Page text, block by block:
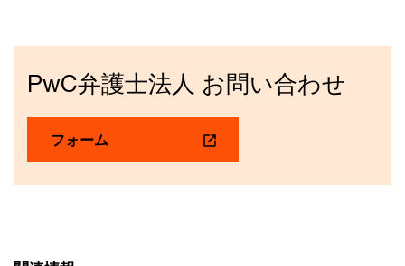
PwC弁護士法人 お問い合わせ
フォーム